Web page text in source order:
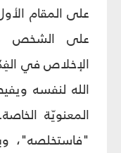
على المقام
على الشخص
الإخلاص في
الله لنفسه
المعنويّة
"فاستخلصه"،